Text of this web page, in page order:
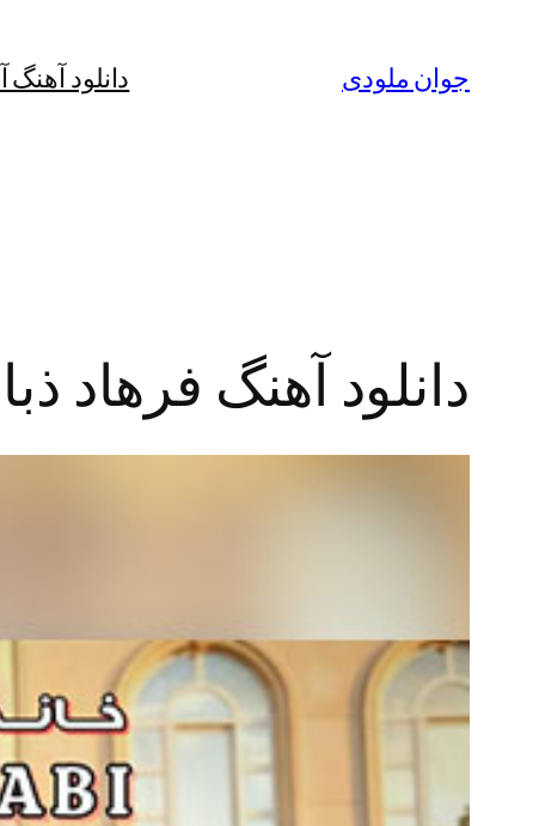
جوان ملودی دانلود آهنگ
دانلود آهنگ فرهاد